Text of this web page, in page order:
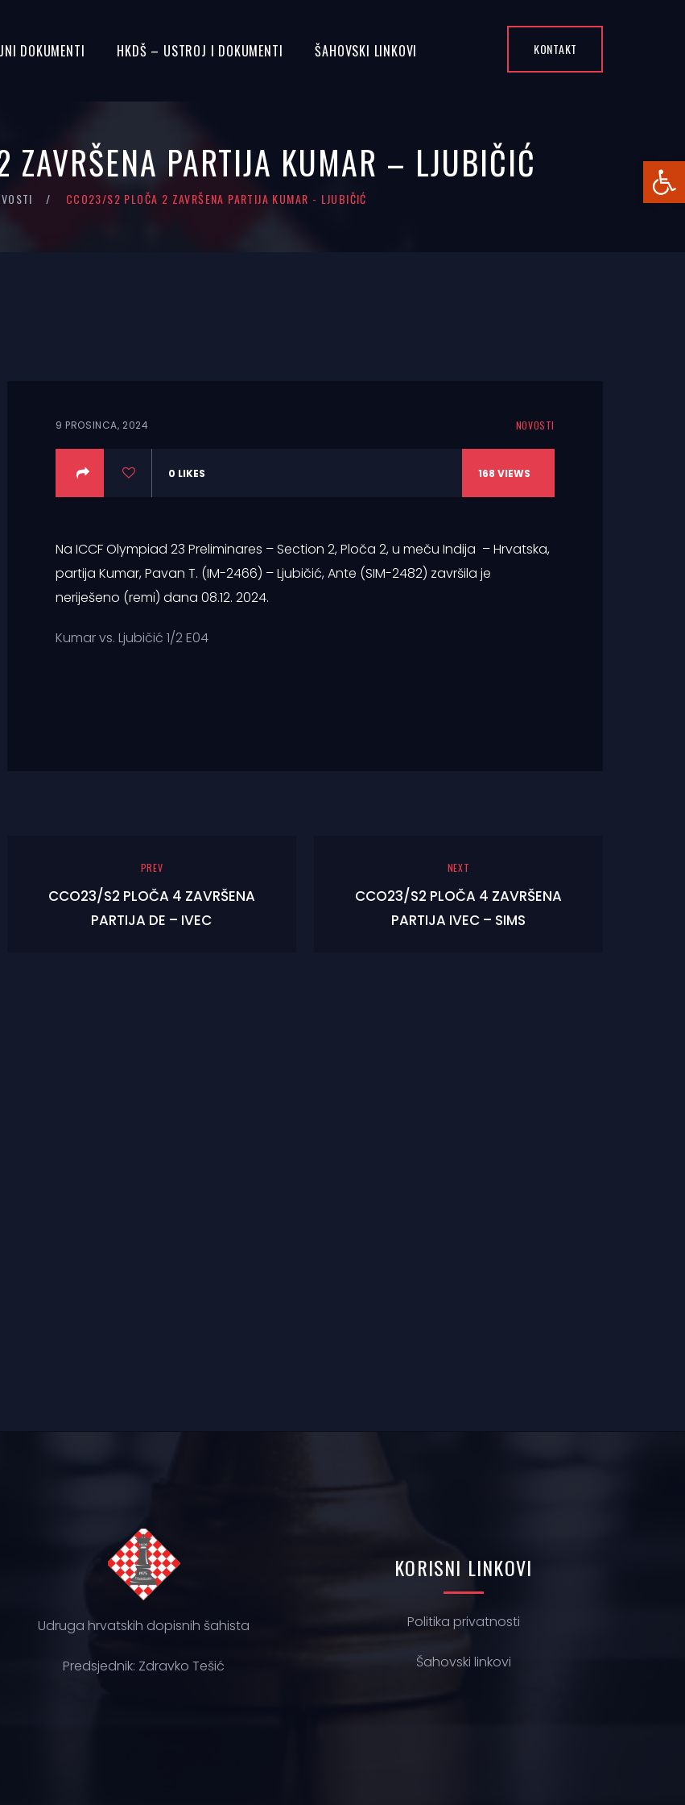
DOKUMENTI HKDŠ – USTROJ I DOKUMENTI ŠAHOVSKI LINKOVI KONTAKT
PARTIJA KUMAR – LJUBIČIĆ
CCO23/S2 PLOČA 2 ZAVRŠENA PARTIJA KUMAR - LJUBIČIĆ
9 PROSINCA, 2024 NOVOSTI
0 LIKES 168 VIEWS
Na ICCF Olympiad 23 Preliminares – Section 2, Ploča 2, u meču Indija – Hrvatska,
partija Kumar, Pavan T. (IM-2466) – Ljubičić, Ante (SIM-2482) završila je
neriješeno (remi) dana 08.12. 2024.
Kumar vs. Ljubičić 1/2 E04
PREV
CCO23/S2 PLOČA 4 ZAVRŠENA
PARTIJA DE – IVEC
NEXT
CCO23/S2 PLOČA 4 ZAVRŠENA
PARTIJA IVEC – SIMS
Udruga hrvatskih dopisnih šahista
Predsjednik: Zdravko Tešić
KORISNI LINKOVI
Politika privatnosti
Šahovski linkovi